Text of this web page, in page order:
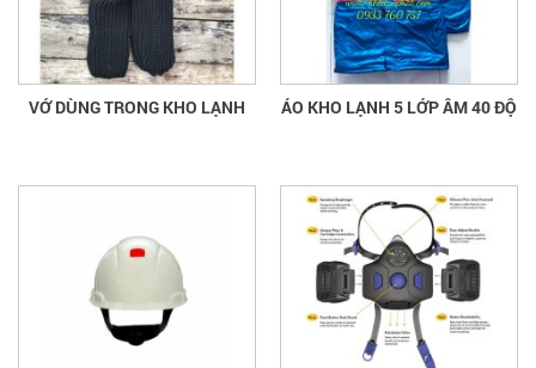
VỚ DÙNG TRONG KHO LẠNH ÁO KHO LẠNH 5 LỚP ÂM 40 ĐỘ